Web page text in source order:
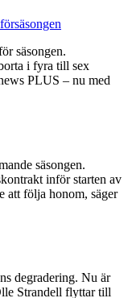
säsongen.
i fyra till sex
PLUS – nu med
säsongen.
inför starten av
att följa honom, säger
degradering. Nu är
Strandell flyttar till